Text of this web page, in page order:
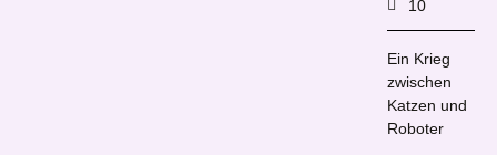
10
Ein Krieg
zwischen
Katzen und
Roboter